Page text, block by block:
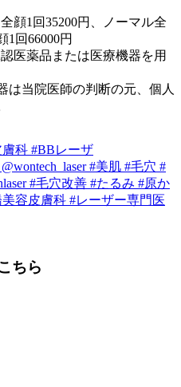
顔1回35200円、ノーマル全
1回66000円
医薬品または医療機器を用
は当院医師の判断の元、個人
科 #BBレーザ
#美肌 #毛穴 #
#毛穴改善 #たるみ #原か
容皮膚科 #レーザー専門医
ちら